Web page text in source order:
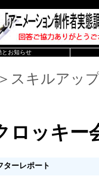
とお知らせ
スキルアッ
ロッキー
ターレポート